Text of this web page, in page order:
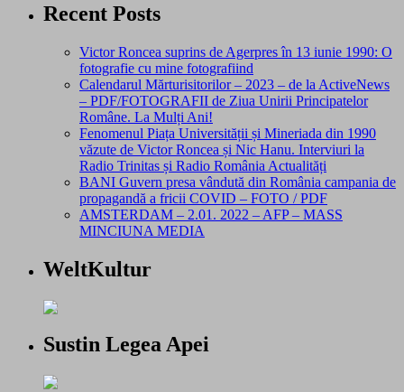
Recent Posts
Victor Roncea suprins de Agerpres în 13 iunie 1990: O
fotografie cu mine fotografiind
Calendarul Mărturisitorilor – 2023 – de la ActiveNews
– PDF/FOTOGRAFII de Ziua Unirii Principatelor
Române. La Mulți Ani!
Fenomenul Piața Universității și Mineriada din 1990
văzute de Victor Roncea și Nic Hanu. Interviuri la
Radio Trinitas și Radio România Actualități
BANI Guvern presa vândută din România campania de
propagandă a fricii COVID – FOTO / PDF
AMSTERDAM – 2.01. 2022 – AFP – MASS
MINCIUNA MEDIA
WeltKultur
Sustin Legea Apei